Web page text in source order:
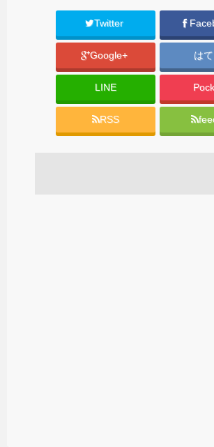
Twitter
Google+ は
LINE
RSS